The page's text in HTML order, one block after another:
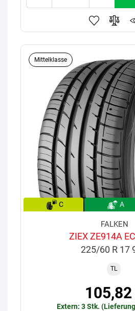
Mittelklasse
C A
FALKEN
ZIEX ZE914A
225/60 R 17
TL
105,82
Extern: 3 Stk.